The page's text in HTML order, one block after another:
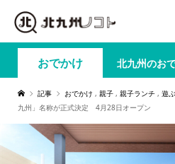
おでかけ 北九州のお
記事 おでかけ , 親子 , 親子ランチ , 遊ぶ
九州」名称が正式決定 4月28日オープン